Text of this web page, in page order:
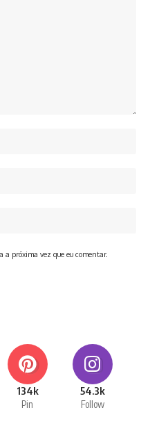
a próxima vez que eu comentar.
134k
Pin
54.3k
Follow